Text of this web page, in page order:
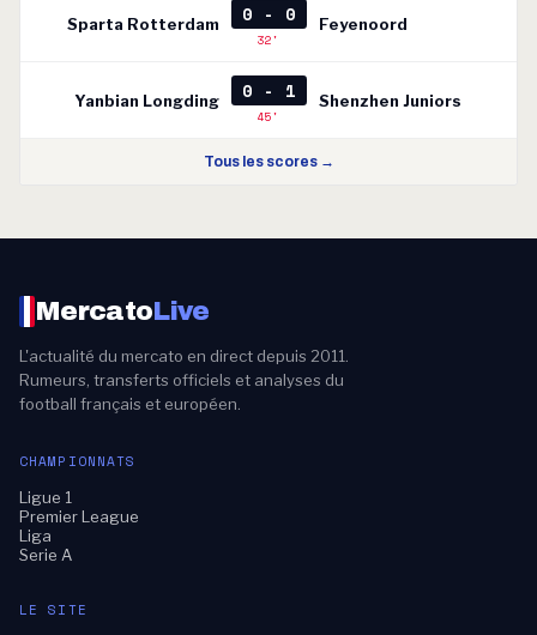
Sparta Rotterdam 0 - 0
32'
Feyenoord
Yanbian Longding 0 - 1
45'
Shenzhen Juniors
Tous les scores →
MercatoLive
L'actualité du mercato en direct depuis 2011.
Rumeurs, transferts officiels et analyses du
football français et européen.
CHAMPIONNATS
Ligue 1
Premier League
Liga
Serie A
LE SITE